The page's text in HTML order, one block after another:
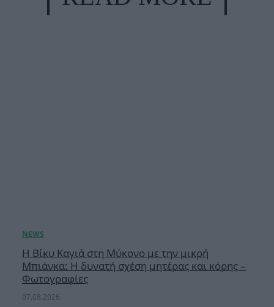
Η Βίκυ Καγιά στη Μύκονο με την μικρή
Μπιάνκα: Η δυνατή σχέση μητέρας και κόρης –
Φωτογραφίες
07.08.2026